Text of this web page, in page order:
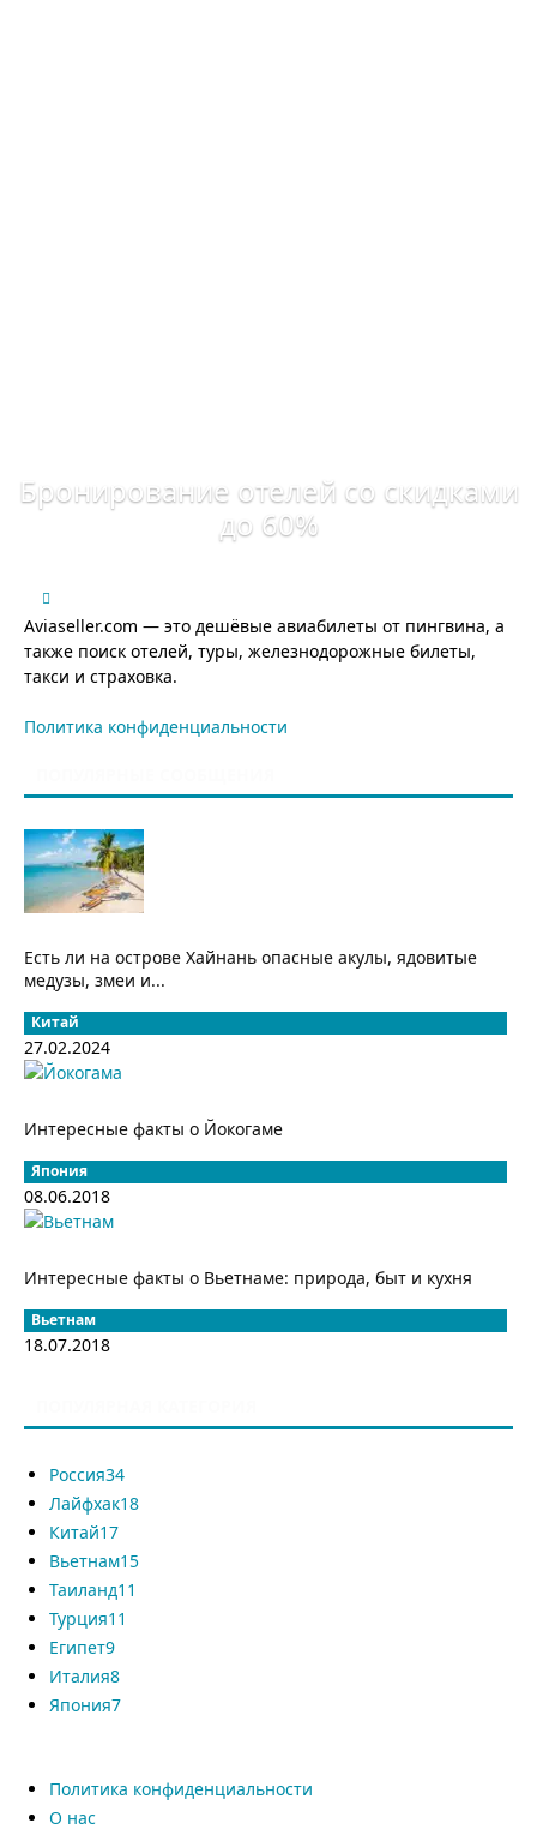
Бронирование отелей со скидками
до 60%
Aviaseller.com — это дешёвые авиабилеты от пингвина, а
также поиск отелей, туры, железнодорожные билеты,
такси и страховка.
Политика конфиденциальности
Есть ли на острове Хайнань опасные акулы, ядовитые
медузы, змеи и...
Китай
27.02.2024
Интересные факты о Йокогаме
Япония
08.06.2018
Интересные факты о Вьетнаме: природа, быт и кухня
Вьетнам
18.07.2018
Россия34
Лайфхак18
Китай17
Вьетнам15
Таиланд11
Турция11
Египет9
Италия8
Япония7
Политика конфиденциальности
О нас